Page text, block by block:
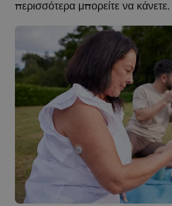
περισσότερα μπορείτε να κάνετε.